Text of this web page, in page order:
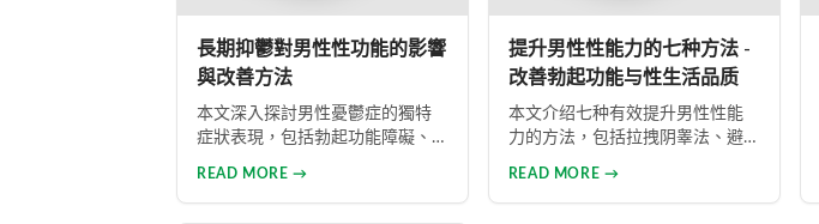
長期抑鬱對男性性功能的影響
與改善方法
本文深入探討男性憂鬱症的獨特
症狀表現，包括勃起功能障礙、
READ MORE →
提升男性性能力的七种方法 -
改善勃起功能与性生活品质
本文介绍七种有效提升男性性能
力的方法，包括拉拽阴睾法、避
READ MORE →